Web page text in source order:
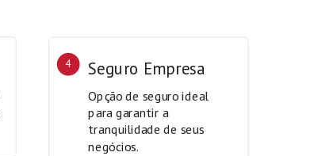
4 Seguro Empresa
Opção de seguro ideal
para garantir a
tranquilidade de seus
negócios.